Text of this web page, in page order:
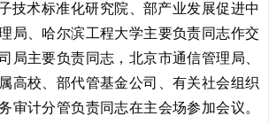
技术标准化研究院、部产业发展促进中
局、哈尔滨工程大学主要负责同志作交
局主要负责同志，北京市通信管理局、
高校、部代管基金公司、有关社会组织
审计分管负责同志在主会场参加会议。